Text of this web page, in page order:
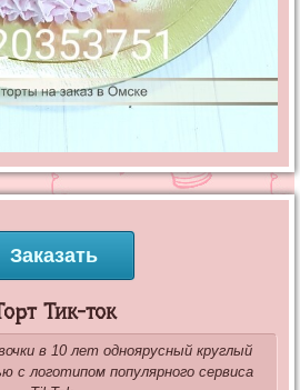
Заказать
Тик-ток
в 10 лет одноярусный круглый
логотипом популярного сервиса